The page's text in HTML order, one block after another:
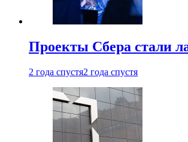
Проекты Сбера стали
2 года спустя2 года спустя